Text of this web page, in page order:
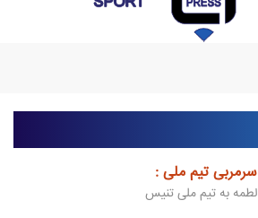
سرمربی تیم ملی :
لطمه به تیم ملی تنیس